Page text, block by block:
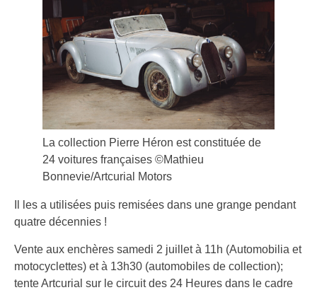
La collection Pierre Héron est constituée de
24 voitures françaises ©Mathieu
Bonnevie/Artcurial Motors
Il les a utilisées puis remisées dans une grange pendant
quatre décennies !
Vente aux enchères samedi 2 juillet à 11h (Automobilia et
motocyclettes) et à 13h30 (automobiles de collection);
tente Artcurial sur le circuit des 24 Heures dans le cadre